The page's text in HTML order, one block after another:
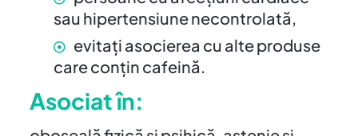
sau hipertensiune necontrolată,
evitați asocierea cu alte produse
care conțin cafeină.
Asociat în: